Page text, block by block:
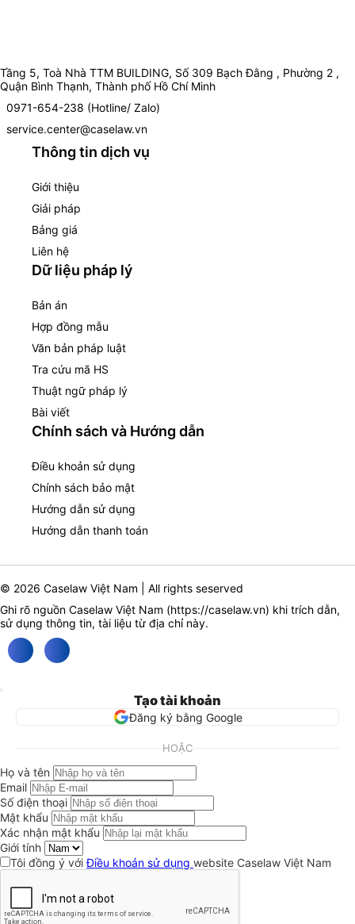
Tầng 5, Toà Nhà TTM BUILDING, Số 309 Bạch Đằng , Phường 2 ,
Quận Bình Thạnh, Thành phố Hồ Chí Minh
0971-654-238 (Hotline/ Zalo)
service.center@caselaw.vn
Thông tin dịch vụ
Giới thiệu
Giải pháp
Bảng giá
Liên hệ
Dữ liệu pháp lý
Bản án
Hợp đồng mẫu
Văn bản pháp luật
Tra cứu mã HS
Thuật ngữ pháp lý
Bài viết
Chính sách và Hướng dẫn
Điều khoản sử dụng
Chính sách bảo mật
Hướng dẫn sử dụng
Hướng dẫn thanh toán
© 2026 Caselaw Việt Nam | All rights seserved
Ghi rõ nguồn Caselaw Việt Nam (https://caselaw.vn) khi trích dẫn,
sử dụng thông tin, tài liệu từ địa chỉ này.
Tạo tài khoản
Đăng ký bằng Google
HOẶC
Họ và tên
Email
Số điện thoại
Mật khẩu
Xác nhận mật khẩu
Giới tính
Tôi đồng ý vớiĐiều khoản sử dụng website Caselaw Việt Nam